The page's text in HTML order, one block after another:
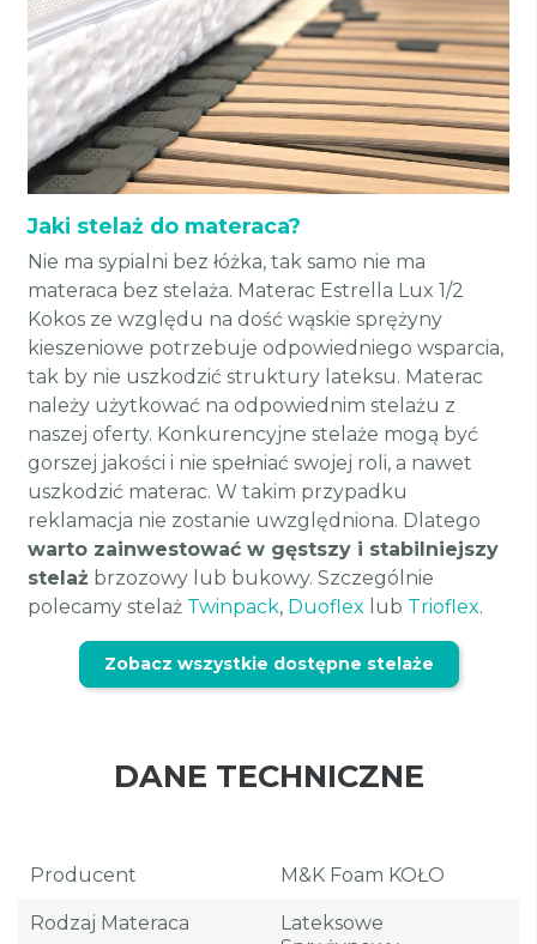
Jaki stelaż do materaca?
Nie ma sypialni bez łóżka, tak samo nie ma
materaca bez stelaża. Materac Estrella Lux 1/2
Kokos ze względu na dość wąskie sprężyny
kieszeniowe potrzebuje odpowiedniego wsparcia,
tak by nie uszkodzić struktury lateksu. Materac
należy użytkować na odpowiednim stelażu z
naszej oferty. Konkurencyjne stelaże mogą być
gorszej jakości i nie spełniać swojej roli, a nawet
uszkodzić materac. W takim przypadku
reklamacja nie zostanie uwzględniona. Dlatego
warto zainwestować w gęstszy i stabilniejszy
stelaż brzozowy lub bukowy. Szczególnie
polecamy stelaż Twinpack, Duoflex lub Trioflex.
Zobacz wszystkie dostępne stelaże
DANE TECHNICZNE
Producent M&K Foam KOŁO
Rodzaj Materaca
Lateksowe